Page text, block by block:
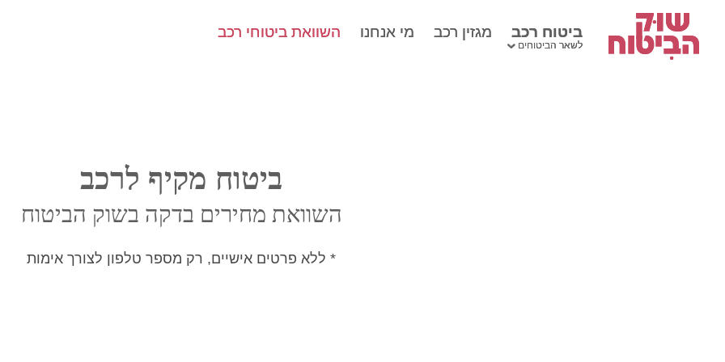
לשאר הביטוחים
ביטוח רכב מגזין רכב מי אנחנו השוואת ביטוחי רכב
לשאר הביטוחים
ביטוח רכב מגזין רכב מי אנחנו השוואת ביטוחי רכב
ביטוח מקיף לרכב
השוואת מחירים בדקה בשוק הביטוח
* ללא פרטים אישיים, רק מספר טלפון לצורך אימות